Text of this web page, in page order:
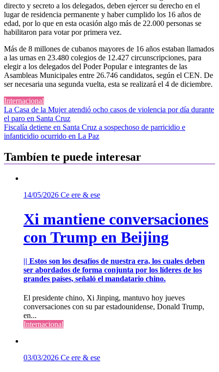
directo y secreto a los delegados, deben ejercer su derecho en el
lugar de residencia permanente y haber cumplido los 16 años de
edad, por lo que en esta ocasión algo más de 22.000 personas se
habilitaron para votar por primera vez.
Más de 8 millones de cubanos mayores de 16 años estaban llamados
a las urnas en 23.480 colegios de 12.427 circunscripciones, para
elegir a los delegados del Poder Popular e integrantes de las
Asambleas Municipales entre 26.746 candidatos, según el CEN. De
ser necesaria una segunda vuelta, esta se realizará el 4 de diciembre.
Internacional
Navegación
de
entradas
La Casa de la Mujer atendió ocho casos de violencia por día durante
el paro en Santa Cruz
Fiscalía detiene en Santa Cruz a sospechoso de parricidio e
infanticidio ocurrido en La Paz
Tambíen te puede interesar
14/05/2026 Ce ere & ese
Xi mantiene conversaciones
con Trump en Beijing
|| Estos son los desafíos de nuestra era, los cuales deben
ser abordados de forma conjunta por los líderes de los
grandes países, señaló el mandatario chino.
El presidente chino, Xi Jinping, mantuvo hoy jueves
conversaciones con su par estadounidense, Donald Trump,
en...
Internacional
03/03/2026 Ce ere & ese